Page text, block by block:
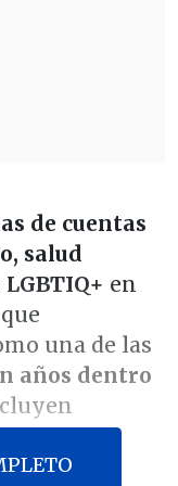
de cuentas
salud
en
una de las
años dentro
.